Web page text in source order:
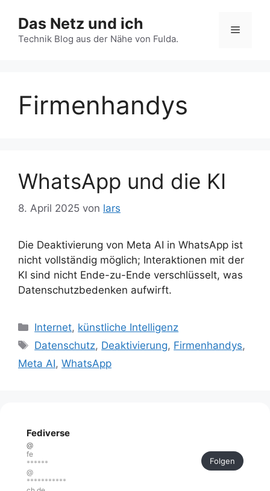
Inhalt
springen
Das Netz und ich
Technik Blog aus der Nähe von Fulda.
Menü
Firmenhandys
WhatsApp und die KI
8. April 2025 von lars
Die Deaktivierung von Meta AI in WhatsApp ist
nicht vollständig möglich; Interaktionen mit der
KI sind nicht Ende-zu-Ende verschlüsselt, was
Datenschutzbedenken aufwirft.
Kategorien
Internet, künstliche Intelligenz
Schlagwörter
Datenschutz, Deaktivierung, Firmenhandys,
Meta AI, WhatsApp
Fediverse
@
fe
******
@
***********
Folgen